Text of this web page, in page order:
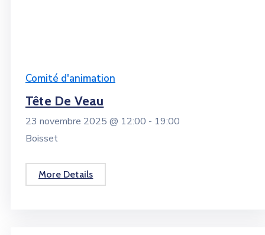
Comité d'animation
Tête De Veau
23 novembre 2025 @ 12:00 - 19:00
Boisset
More Details